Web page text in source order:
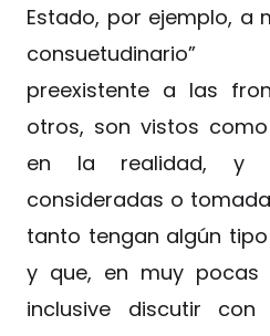
Estado, por ejemplo, a
consuetudinario”
preexistente a las
otros, son vistos
en la realidad, y
consideradas o
tanto tengan algún
y que, en muy pocas
inclusive discutir